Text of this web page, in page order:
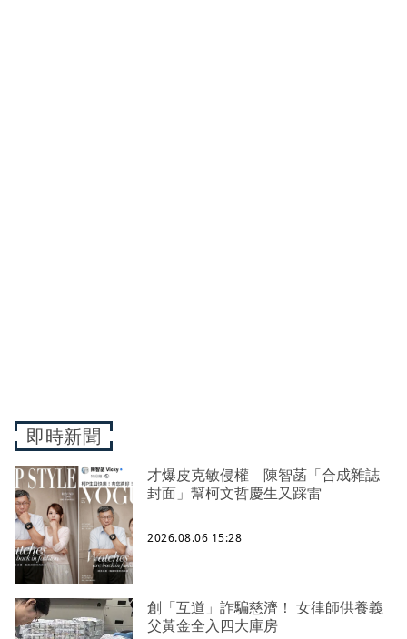
即時新聞
才爆皮克敏侵權 陳智菡「合成雜誌
封面」幫柯文哲慶生又踩雷
2026.08.06 15:28
創「互道」詐騙慈濟！ 女律師供養義
父黃金全入四大庫房